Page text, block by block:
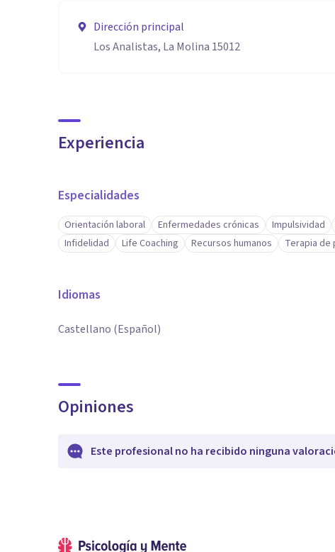
Dirección principal
Los Analistas, La Molina 15012
Experiencia
Especialidades
Orientación laboral Enfermedades crónicas Impulsividad
Infidelidad
Life Coaching Recursos humanos Terapia de
Idiomas
Castellano (Español)
Opiniones
Este profesional no ha recibido ninguna